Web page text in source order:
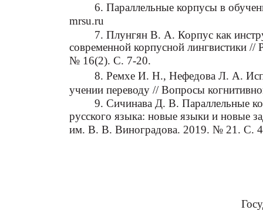
6. Параллельные корпусы в
mrsu.ru
7. Плунгян В. А. Корпус как
современной корпусной лингвистики
№ 16(2). С. 7-20.
8. Ремхе И. Н., Нефедова Л. А.
учении переводу // Вопросы
9. Сичинава Д. В. Параллельные
русского языка: новые языки и новые
им. В. В. Виноградова. 2019. № 21. С.